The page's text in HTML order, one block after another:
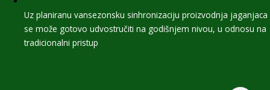
Uz planiranu vansezonsku sinhronizaciju proizvodnja jaganjaca
se može gotovo udvostručiti na godišnjem nivou, u odnosu na
tradicionalni pristup